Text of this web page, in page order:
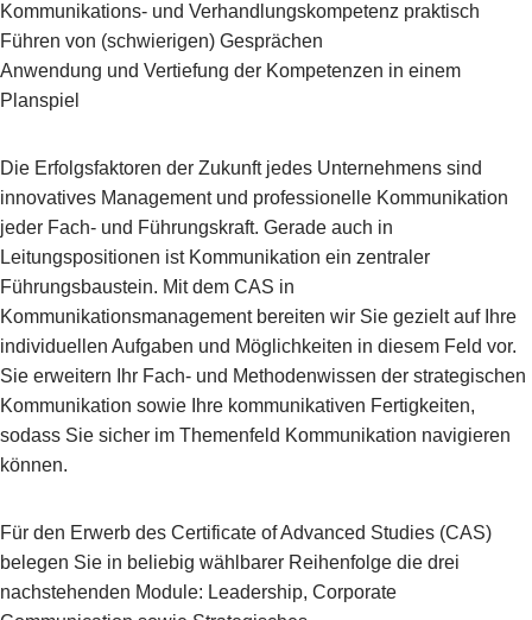
Kommunikations- und Verhandlungskompetenz praktisch
Führen von (schwierigen) Gesprächen
Anwendung und Vertiefung der Kompetenzen in einem
Planspiel
Die Erfolgsfaktoren der Zukunft jedes Unternehmens sind
innovatives Management und professionelle Kommunikation
jeder Fach- und Führungskraft. Gerade auch in
Leitungspositionen ist Kommunikation ein zentraler
Führungsbaustein. Mit dem CAS in
Kommunikationsmanagement bereiten wir Sie gezielt auf Ihre
individuellen Aufgaben und Möglichkeiten in diesem Feld vor.
Sie erweitern Ihr Fach- und Methodenwissen der strategischen
Kommunikation sowie Ihre kommunikativen Fertigkeiten,
sodass Sie sicher im Themenfeld Kommunikation navigieren
können.
Für den Erwerb des Certificate of Advanced Studies (CAS)
belegen Sie in beliebig wählbarer Reihenfolge die drei
nachstehenden Module: Leadership, Corporate